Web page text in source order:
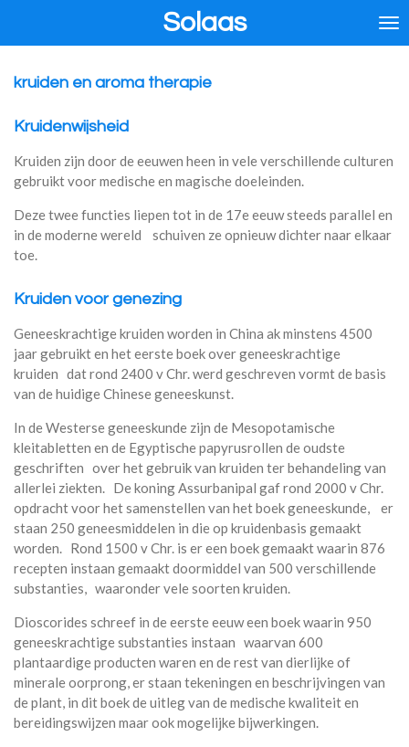
de
Solaas
kruiden en aroma therapie
Kruidenwijsheid
Kruiden zijn door de eeuwen heen in vele verschillende culturen
gebruikt voor medische en magische doeleinden.
Deze twee functies liepen tot in de 17e eeuw steeds parallel en
in de moderne wereld schuiven ze opnieuw dichter naar elkaar
toe.
Kruiden voor genezing
Geneeskrachtige kruiden worden in China ak minstens 4500
jaar gebruikt en het eerste boek over geneeskrachtige
kruiden dat rond 2400 v Chr. werd geschreven vormt de basis
van de huidige Chinese geneeskunst.
In de Westerse geneeskunde zijn de Mesopotamische
kleitabletten en de Egyptische papyrusrollen de oudste
geschriften over het gebruik van kruiden ter behandeling van
allerlei ziekten. De koning Assurbanipal gaf rond 2000 v Chr.
opdracht voor het samenstellen van het boek geneeskunde, er
staan 250 geneesmiddelen in die op kruidenbasis gemaakt
worden. Rond 1500 v Chr. is er een boek gemaakt waarin 876
recepten instaan gemaakt doormiddel van 500 verschillende
substanties, waaronder vele soorten kruiden.
Dioscorides schreef in de eerste eeuw een boek waarin 950
geneeskrachtige substanties instaan waarvan 600
plantaardige producten waren en de rest van dierlijke of
minerale oorprong, er staan tekeningen en beschrijvingen van
de plant, in dit boek de uitleg van de medische kwaliteit en
bereidingswijzen maar ook mogelijke bijwerkingen.